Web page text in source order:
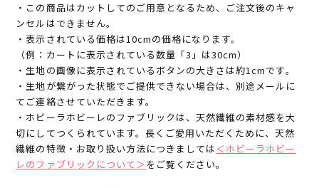
・この商品はカットしてのご用意となるため、ご注文後のキャ
ンセルはできません。
・表示されている価格は10cmの価格になります。
（例：カートに表示されている数量「3」は30cm）
・生地の画像に表示されているボタンの大きさは約1cmです。
・生地が繋がった状態でご提供できない場合は、別途メールに
てご連絡させていただきます。
・ホビーラホビーレのファブリックは、天然繊維の素材感を大
切にしてつくられています。長くご愛用いただくために、天然
繊維の特徴・お取り扱い方法につきましては＜ホビーラホビー
レのファブリックについて＞ をご覧ください。